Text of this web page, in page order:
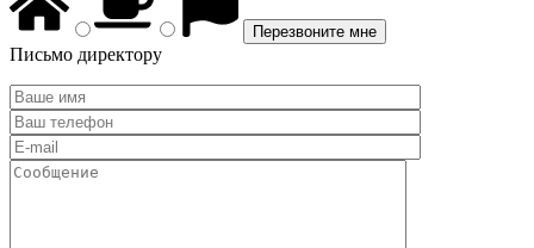
Письмо директору